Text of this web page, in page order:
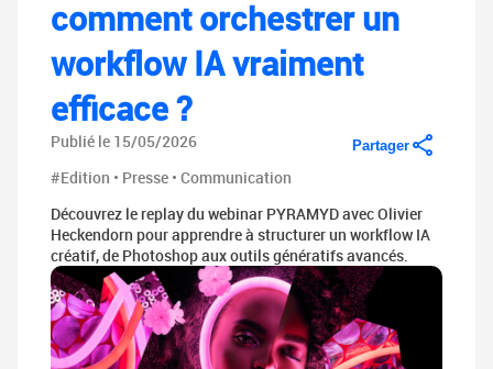
comment orchestrer un
workflow IA vraiment
efficace ?
Publié le 15/05/2026
#Edition • Presse • Communication
Partager
Découvrez le replay du webinar PYRAMYD avec Olivier
Heckendorn pour apprendre à structurer un workflow IA
créatif, de Photoshop aux outils génératifs avancés.